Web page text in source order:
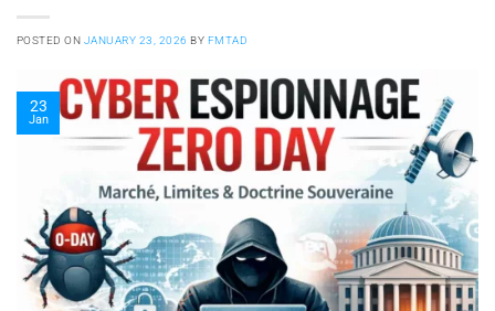
POSTED ON JANUARY 23, 2026 BY FMTAD
23
Jan